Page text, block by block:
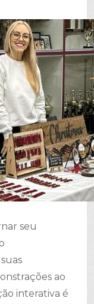
seu
ao
interativa é